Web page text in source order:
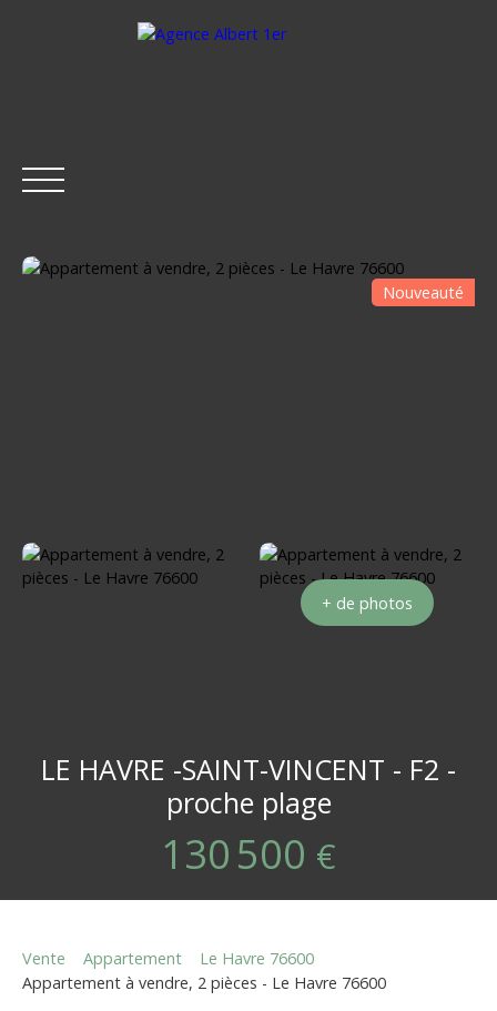
ESTIMER VENDRE
Nouveauté
+ de photos
LE HAVRE -SAINT-VINCENT - F2 -
proche plage
130 500 €
Vente Appartement
Le Havre 76600
Appartement à vendre, 2 pièces - Le Havre 76600